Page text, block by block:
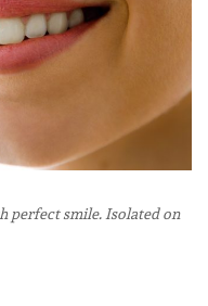
perfect smile. Isolated on